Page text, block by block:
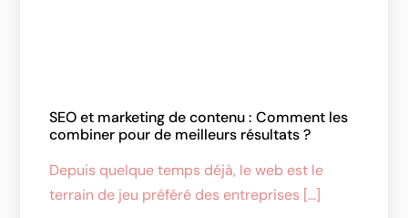
SEO et marketing de contenu : Comment les
combiner pour de meilleurs résultats ?
Depuis quelque temps déjà, le web est le
terrain de jeu préféré des entreprises […]